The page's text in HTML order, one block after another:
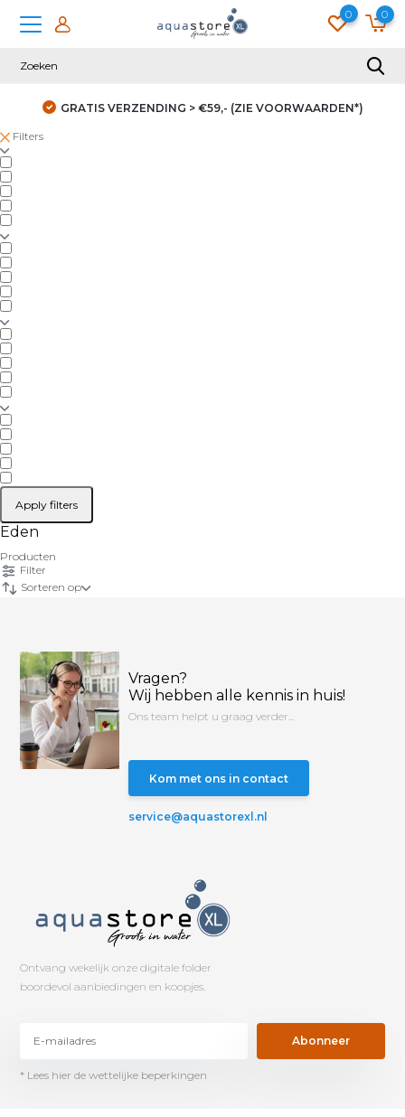
0 0
GRATIS VERZENDING > €59,- (ZIE VOORWAARDEN*)
Filters
Apply filters
Eden
Producten
Filter
Sorteren op
Vragen?
Wij hebben alle kennis in huis!
Ons team helpt u graag verder...
Kom met ons in contact
service@aquastorexl.nl
Ontvang wekelijk onze digitale folder
boordevol aanbiedingen en koopjes.
Abonneer
* Lees hier de wettelijke beperkingen